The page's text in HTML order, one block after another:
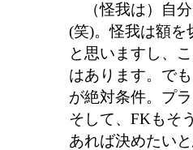
（怪我は）自分
(笑)。怪我は額を
と思いますし、
はあります。で
が絶対条件。プ
そして、FKもそ
あれば決めたいと